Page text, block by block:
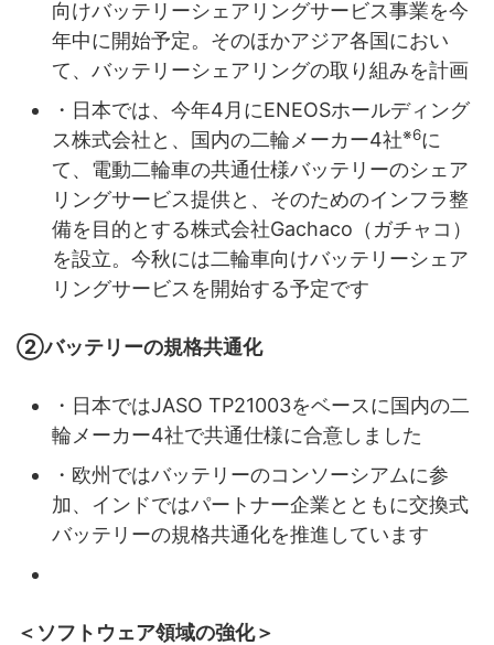
向けバッテリーシェアリングサービス事業を今
年中に開始予定。そのほかアジア各国におい
て、バッテリーシェアリングの取り組みを計画
・日本では、今年4月にENEOSホールディング
ス株式会社と、国内の二輪メーカー4社※6に
て、電動二輪車の共通仕様バッテリーのシェア
リングサービス提供と、そのためのインフラ整
備を目的とする株式会社Gachaco（ガチャコ）
を設立。今秋には二輪車向けバッテリーシェア
リングサービスを開始する予定です
②バッテリーの規格共通化
・日本ではJASO TP21003をベースに国内の二
輪メーカー4社で共通仕様に合意しました
・欧州ではバッテリーのコンソーシアムに参
加、インドではパートナー企業とともに交換式
バッテリーの規格共通化を推進しています
＜ソフトウェア領域の強化＞